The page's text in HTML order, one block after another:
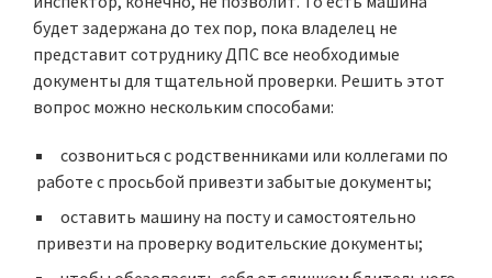
будет задержана до тех пор, пока владелец не
представит сотруднику ДПС все необходимые
документы для тщательной проверки. Решить этот
вопрос можно нескольким способами:
созвониться с родственниками или коллегами по
работе с просьбой привезти забытые документы;
оставить машину на посту и самостоятельно
привезти на проверку водительские документы;